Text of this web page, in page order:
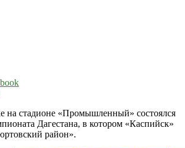
на стадионе «Промышленный» состоялся
Дагестана, в котором «Каспийск»
район».